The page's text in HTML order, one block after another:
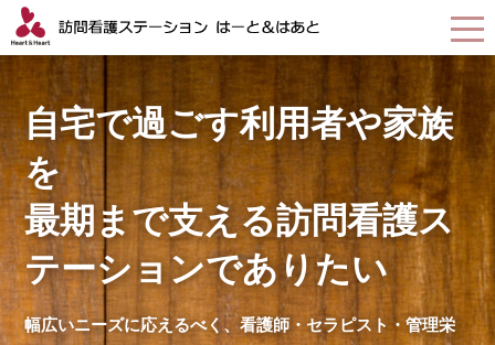
自宅で過ごす利用者や家族
を
最期まで支える訪問看護ス
テーションでありたい
幅広いニーズに応えるべく、看護師・セラピスト・管理栄